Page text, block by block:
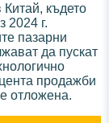
Китай, където
2024 г.
пазарни
да пускат
продажби
отложена.